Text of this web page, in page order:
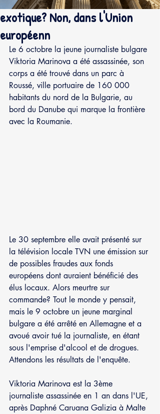
exotique? Non, dans l'Union
européenn
Le 6 octobre la jeune journaliste bulgare
Viktoria Marinova a été assassinée, son
corps a été trouvé dans un parc à
Roussé, ville portuaire de 160 000
habitants du nord de la Bulgarie, au
bord du Danube qui marque la frontière
avec la Roumanie.
Le 30 septembre elle avait présenté sur
la télévision locale TVN une émission sur
de possibles fraudes aux fonds
européens dont auraient bénéficié des
élus locaux. Alors meurtre sur
commande? Tout le monde y pensait,
mais le 9 octobre un jeune marginal
bulgare a été arrêté en Allemagne et a
avoué avoir tué la journaliste, en étant
sous l'emprise d'alcool et de drogues.
Attendons les résultats de l'enquête.
Viktoria Marinova est la 3ème
journaliste assassinée en 1 an dans l'UE,
après Daphné Caruana Galizia à Malte